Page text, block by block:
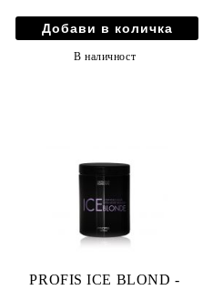
ПРОТЕИНИ, КОЕНЗИМ
Q10 И СЕРАМИДИ 250мл
В наличност
PROFIS ICE BLOND -